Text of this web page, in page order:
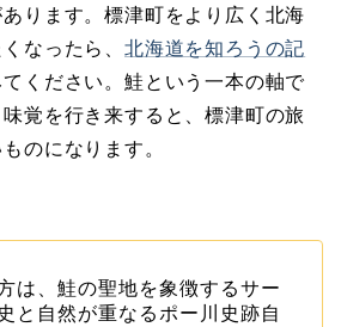
ります。標津町をより広く北海
なったら、北海道を知ろうの記
てください。鮭という一本の軸で
覚を行き来すると、標津町の旅
のになります。
は、鮭の聖地を象徴するサー
と自然が重なるポー川史跡自